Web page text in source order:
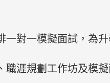
對一模擬面試，為升
涯規劃工作坊及模擬